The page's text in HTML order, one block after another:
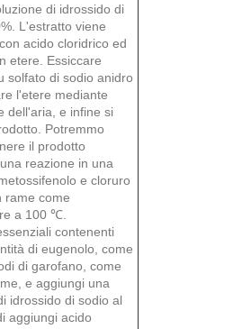
di idrossido di
L'estratto viene
acido cloridrico ed
etere. Essiccare
solfato di sodio anidro
l'etere mediante
dell'aria, e infine si
Potremmo
il prodotto
reazione in una
e cloruro
rame come
a 100 ℃.
contenenti
di eugenolo, come
di garofano, come
e aggiungi una
idrossido di sodio al
aggiungi acido